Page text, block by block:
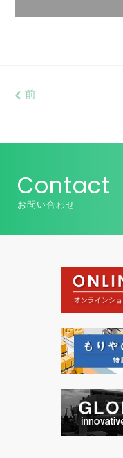
前
Contact
お問い合わせ